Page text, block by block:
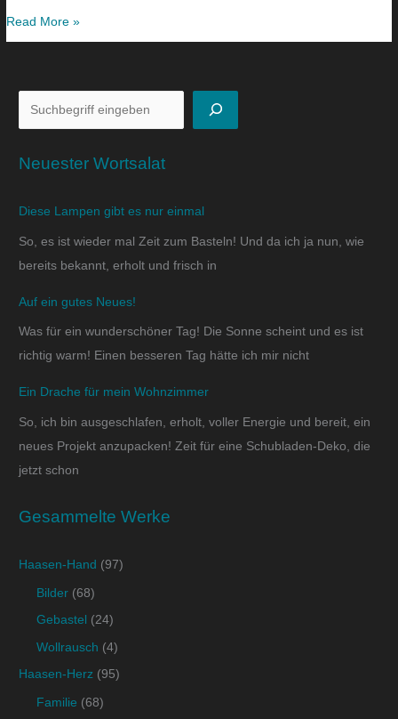
Read More »
Neuester Wortsalat
Diese Lampen gibt es nur einmal
So, es ist wieder mal Zeit zum Basteln! Und da ich ja nun, wie
bereits bekannt, erholt und frisch in
Auf ein gutes Neues!
Was für ein wunderschöner Tag! Die Sonne scheint und es ist
richtig warm! Einen besseren Tag hätte ich mir nicht
Ein Drache für mein Wohnzimmer
So, ich bin ausgeschlafen, erholt, voller Energie und bereit, ein
neues Projekt anzupacken! Zeit für eine Schubladen-Deko, die
jetzt schon
Gesammelte Werke
Haasen-Hand (97)
Bilder (68)
Gebastel (24)
Wollrausch (4)
Haasen-Herz (95)
Familie (68)